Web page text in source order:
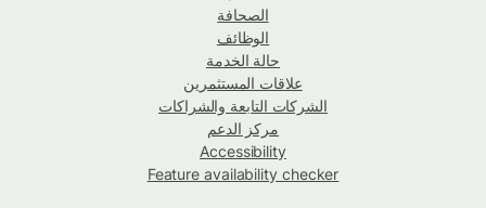
الصحافة
الوظائف
حالة الخدمة
علاقات المستثمرين
الشركات التابعة والشراكات
مركز الدعم
Accessibility
Feature availability checker